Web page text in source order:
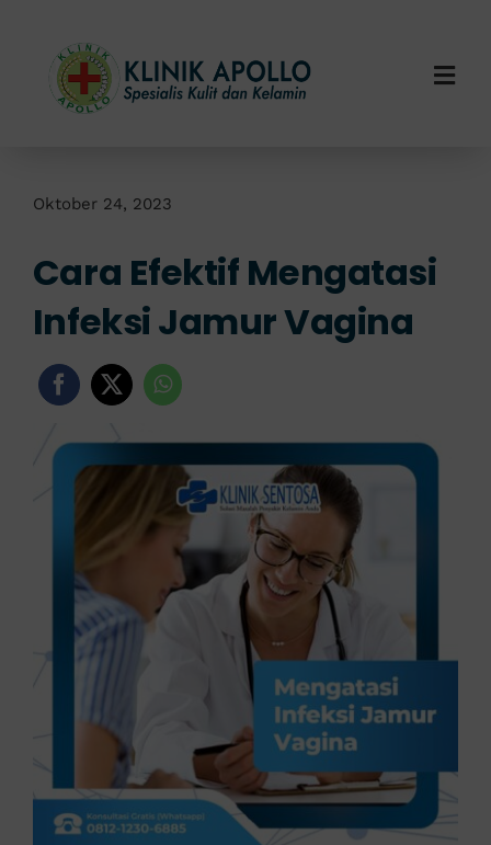
content
Layanan Kami
Info Klinik
Oktober 24, 2023
Cara Efektif Mengatasi
Infeksi Jamur Vagina